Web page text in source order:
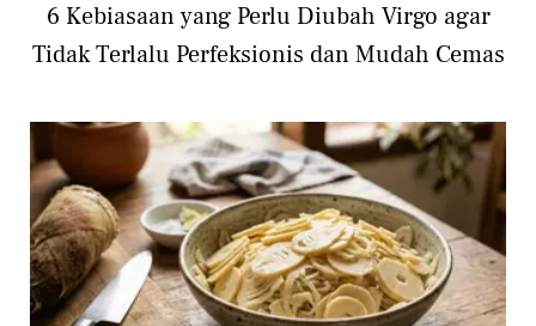
6 Kebiasaan yang Perlu Diubah Virgo agar
Tidak Terlalu Perfeksionis dan Mudah Cemas